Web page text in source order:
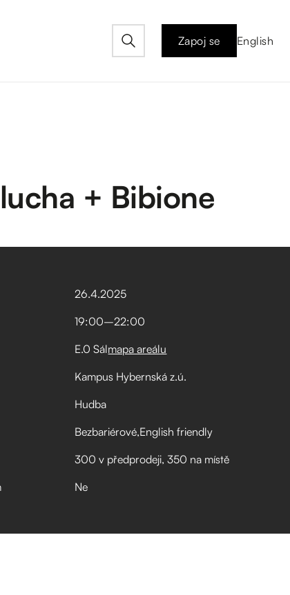
Zapoj se English
+ Bibione
26.4.2025
19:00–⁠22:00
E.0 Sálmapa areálu
Kampus Hybernská z.ú.
Hudba
Bezbariérové English friendly
300 v předprodeji, 350 na místě
Ne